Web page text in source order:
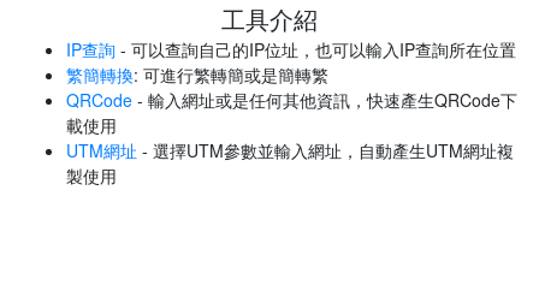
工具介紹
IP查詢 - 可以查詢自己的IP位址，也可以輸入IP查詢所在位置
繁簡轉換: 可進行繁轉簡或是簡轉繁
QRCode - 輸入網址或是任何其他資訊，快速產生QRCode下
載使用
UTM網址 - 選擇UTM參數並輸入網址，自動產生UTM網址複
製使用